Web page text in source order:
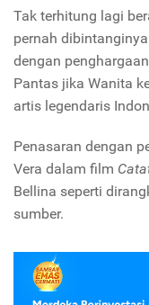
Tak terhitung lagi
pernah
dengan
Pantas jika Wanita
artis legendaris
Penasaran dengan
Vera dalam film
Bellina seperti
sumber.